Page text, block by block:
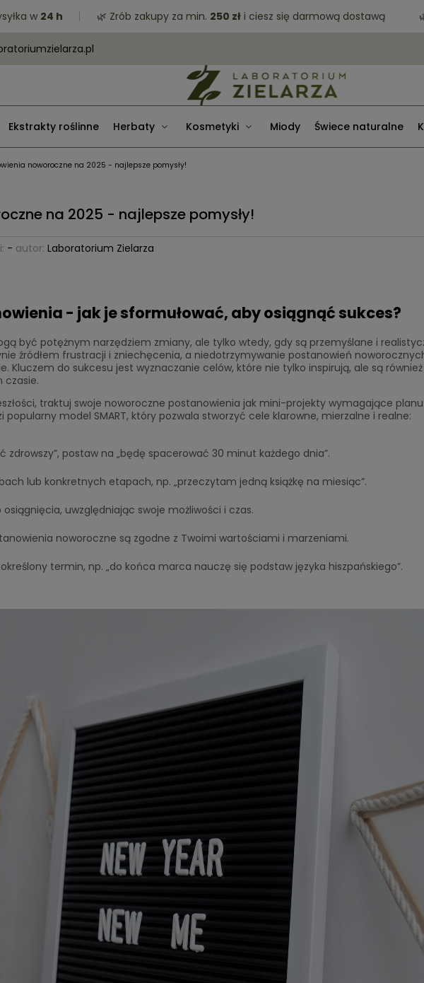
w24 h 🌿 Zrób zakupy za min.250 złi ciesz się darmową dostawą 🌿
Ekstrakty roślinne Herbaty Kosmetyki Miody Świece naturalne
noworoczne na 2025 - najlepsze pomysły!
na 2025 - najlepsze pomysły!
- autor: Laboratorium Zielarza
- jak je sformułować, aby osiągnąć sukces?
być potężnym narzędziem zmiany, ale tylko wtedy, gdy są przemyślane i
źródłem frustracji i zniechęcenia, a niedotrzymywanie postanowień
Kluczem do sukcesu jest wyznaczanie celów, które nie tylko inspirują, ale są
czasie.
traktuj swoje noworoczne postanowienia jak mini-projekty wymagające planu
popularny model SMART, który pozwala stworzyć cele klarowne, mierzalne i realne:
zdrowszy”, postaw na „będę spacerować 30 minut każdego dnia”.
lub konkretnych etapach, np. „przeczytam jedną książkę na miesiąc”.
uwzględniając swoje możliwości i czas.
noworoczne są zgodne z Twoimi wartościami i marzeniami.
termin, np. „do końca marca nauczę się podstaw języka hiszpańskiego”.
LABO-FEM Kobieca Równowaga